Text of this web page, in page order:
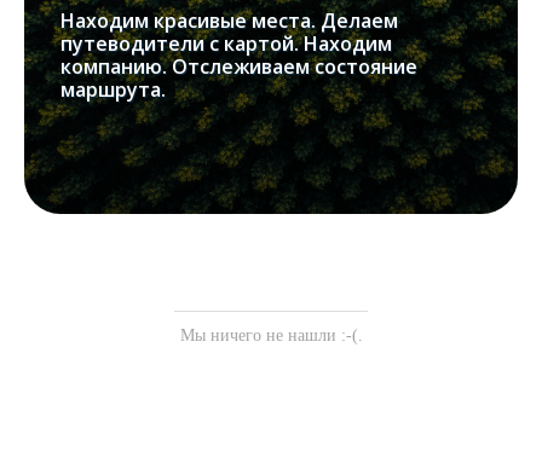
Находим красивые места. Делаем
путеводители с картой. Находим
компанию. Отслеживаем состояние
маршрута.
Мы ничего не нашли :-(.